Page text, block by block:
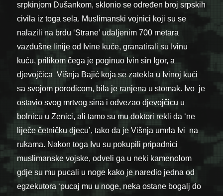
srpkinjom Dušankom, sklonio se određen broj srpskih
civila iz toga sela. Muslimanski vojnici koji su se
nalazili na brdu ‘Strane’ udaljenim 700 metara
vazdušne linije od Ivine kuće, granatirali su Ivinu
kuću, prilikom čega je poginuo Ivin sin Igor, a
djevojčica Višnja Bajić koja se zatekla u Ivinoj kući
sa svojom porodicom, bila je ranjena u stomak. Ivo je
ostavio svog mrtvog sina i odvezao djevojčicu u
bolnicu u Zenici, ali tamo su mu doktori rekli da ‘ne
liječe četničku djecu’, tako da je Višnja umrla Ivi na
rukama. Nakon toga Ivu su pokupili pripadnici
muslimanske vojske, odveli ga u neki kamenolom
gdje su mu pucali u noge kako je naredio jedna od
egzekutora ‘pucaj mu u noge, neka ostane bogalj do